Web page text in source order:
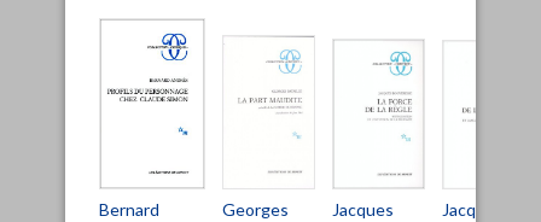
Bernard
Georges
Jacques
Jacques